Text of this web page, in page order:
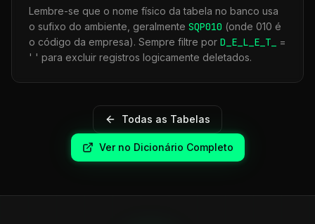
Lembre-se que o nome físico da tabela no banco usa
o sufixo do ambiente, geralmente SQP010 (onde 010 é
o código da empresa). Sempre filtre por D_E_L_E_T_
=
' ' para excluir registros logicamente deletados.
Todas as Tabelas
Ver no Dicionário Completo